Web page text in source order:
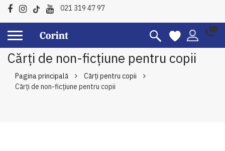
021 319 47 97
Cărți de non-ficțiune pentru copii
Pagina principală
Cărți pentru copii
Cărți de non-ficțiune pentru copii